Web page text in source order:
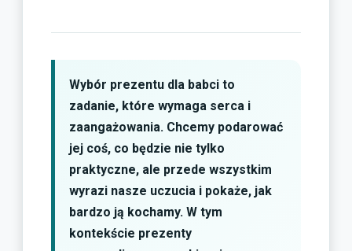
Wybór prezentu dla babci to
zadanie, które wymaga serca i
zaangażowania. Chcemy podarować
jej coś, co będzie nie tylko
praktyczne, ale przede wszystkim
wyrazi nasze uczucia i pokaże, jak
bardzo ją kochamy. W tym
kontekście prezenty